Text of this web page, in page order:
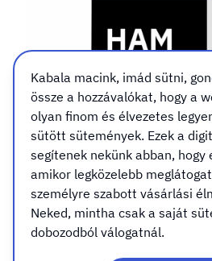
Kabala macink, imád sütni,
össze a hozzávalókat, hogy a
olyan finom és élvezetes
sütött sütemények. Ezek a
segítenek nekünk abban, hogy
amikor legközelebb
személyre szabott vásárlási
Neked, mintha csak a saját
dobozodból válogatnál.